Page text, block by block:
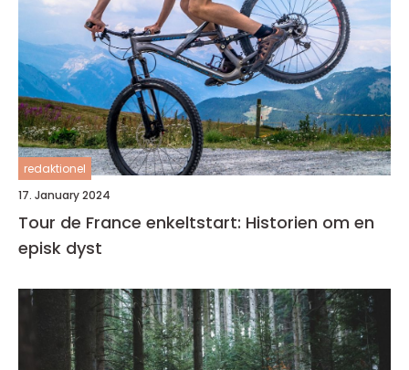
redaktionel
17. January 2024
Tour de France enkeltstart: Historien om en
episk dyst